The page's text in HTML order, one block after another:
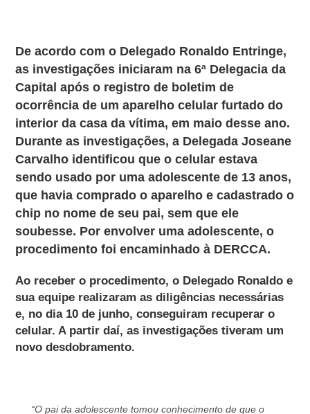
De acordo com o Delegado Ronaldo Entringe,
as investigações iniciaram na 6ª Delegacia da
Capital após o registro de boletim de
ocorrência de um aparelho celular furtado do
interior da casa da vítima, em maio desse ano.
Durante as investigações, a Delegada Joseane
Carvalho identificou que o celular estava
sendo usado por uma adolescente de 13 anos,
que havia comprado o aparelho e cadastrado o
chip no nome de seu pai, sem que ele
soubesse. Por envolver uma adolescente, o
procedimento foi encaminhado à DERCCA.
Ao receber o procedimento, o Delegado Ronaldo e
sua equipe realizaram as diligências necessárias
e, no dia 10 de junho, conseguiram recuperar o
celular. A partir daí, as investigações tiveram um
novo desdobramento.
“O pai da adolescente tomou conhecimento de que o